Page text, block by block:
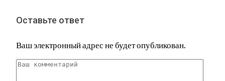
Оставьте ответ
Ваш электронный адрес не будет опубликован.